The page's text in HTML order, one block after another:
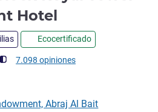
Hotel
Ecocertificado
(Clasificación de ALL)
7.098 opiniones
Abraj Al Bait